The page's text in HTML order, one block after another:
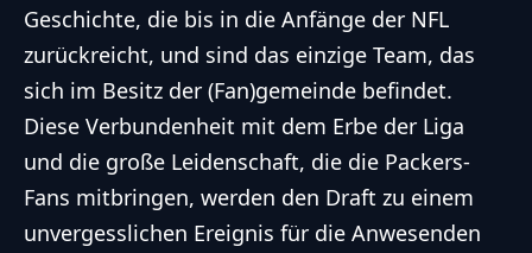
Geschichte, die bis in die Anfänge der NFL
zurückreicht, und sind das einzige Team, das
sich im Besitz der (Fan)gemeinde befindet.
Diese Verbundenheit mit dem Erbe der Liga
und die große Leidenschaft, die die Packers-
Fans mitbringen, werden den Draft zu einem
unvergesslichen Ereignis für die Anwesenden